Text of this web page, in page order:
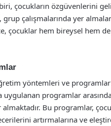
çocukların özgüvenlerini
çalışmalarında yer
çocuklar hem bireysel hem
yöntemleri ve
programlar
Bu programlar,
artırmalarına ve